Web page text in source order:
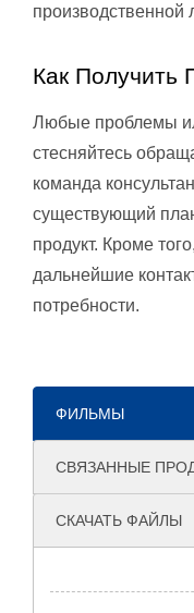
производственной
Как Получить
Любые проблемы
стесняйтесь
команда
существующий
продукт. Кроме
дальнейшие
потребности.
ФИЛЬМЫ
СВЯЗАННЫЕ
СКАЧАТЬ ФАЙЛЫ